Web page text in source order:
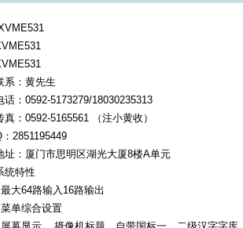
系：黄先生
话：0592-5173279/18030235313
真：0592-5165561 （注小黄收）
：2851195449
址：厦门市思明区湖光大厦8楼A单元
统特性
大64路输入16路输出
单综合设置